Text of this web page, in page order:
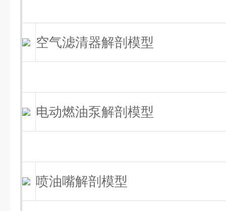
空气滤清器解剖模型
电动燃油泵解剖模型
喷油嘴解剖模型